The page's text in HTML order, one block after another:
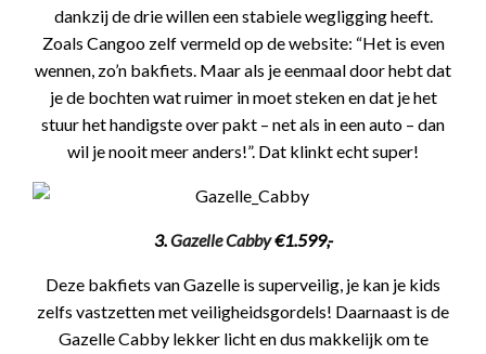
dankzij de drie willen een stabiele wegligging heeft.
Zoals Cangoo zelf vermeld op de website: “Het is even
wennen, zo’n bakfiets. Maar als je eenmaal door hebt dat
je de bochten wat ruimer in moet steken en dat je het
stuur het handigste over pakt – net als in een auto – dan
wil je nooit meer anders!”. Dat klinkt echt super!
3.Gazelle Cabby€1.599,-
Deze bakfiets van Gazelle is superveilig, je kan je kids
zelfs vastzetten met veiligheidsgordels! Daarnaast is de
Gazelle Cabby lekker licht en dus makkelijk om te